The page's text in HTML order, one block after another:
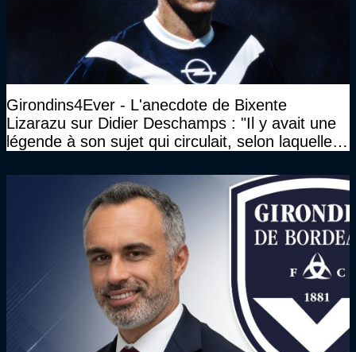
Girondins4Ever - L'anecdote de Bixente
Lizarazu sur Didier Deschamps : "Il y avait une
légende à son sujet qui circulait, selon laquelle il